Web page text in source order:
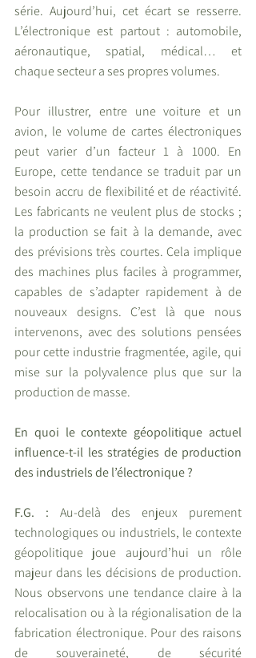
série. Aujourd’hui, cet écart se resserre.
L’électronique est partout : automobile,
aéronautique, spatial, médical… et
chaque secteur a ses propres volumes.
Pour illustrer, entre une voiture et un
avion, le volume de cartes électroniques
peut varier d’un facteur 1 à 1000. En
Europe, cette tendance se traduit par un
besoin accru de flexibilité et de réactivité.
Les fabricants ne veulent plus de stocks ;
la production se fait à la demande, avec
des prévisions très courtes. Cela implique
des machines plus faciles à programmer,
capables de s’adapter rapidement à de
nouveaux designs. C’est là que nous
intervenons, avec des solutions pensées
pour cette industrie fragmentée, agile, qui
mise sur la polyvalence plus que sur la
production de masse.
En quoi le contexte géopolitique actuel
influence-t-il les stratégies de production
des industriels de l’électronique ?
F.G. : Au-delà des enjeux purement
technologiques ou industriels, le contexte
géopolitique joue aujourd’hui un rôle
majeur dans les décisions de production.
Nous observons une tendance claire à la
relocalisation ou à la régionalisation de la
fabrication électronique. Pour des raisons
de souveraineté, de sécurité